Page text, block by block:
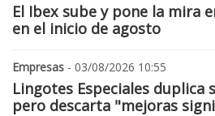
El Ibex sube y pone la mira
en el inicio de agosto
Empresas - 03/08/2026 10:55
Lingotes Especiales duplica
pero descarta "mejoras